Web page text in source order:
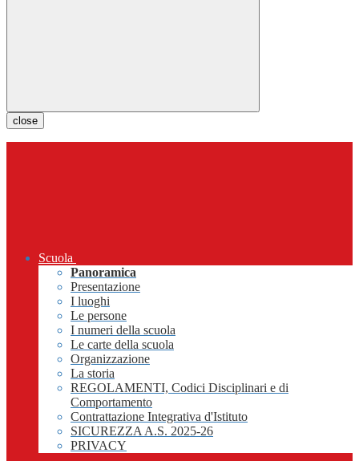
close
Scuola
Panoramica
Presentazione
I luoghi
Le persone
I numeri della scuola
Le carte della scuola
Organizzazione
La storia
REGOLAMENTI, Codici Disciplinari e di
Comportamento
Contrattazione Integrativa d'Istituto
SICUREZZA A.S. 2025-26
PRIVACY